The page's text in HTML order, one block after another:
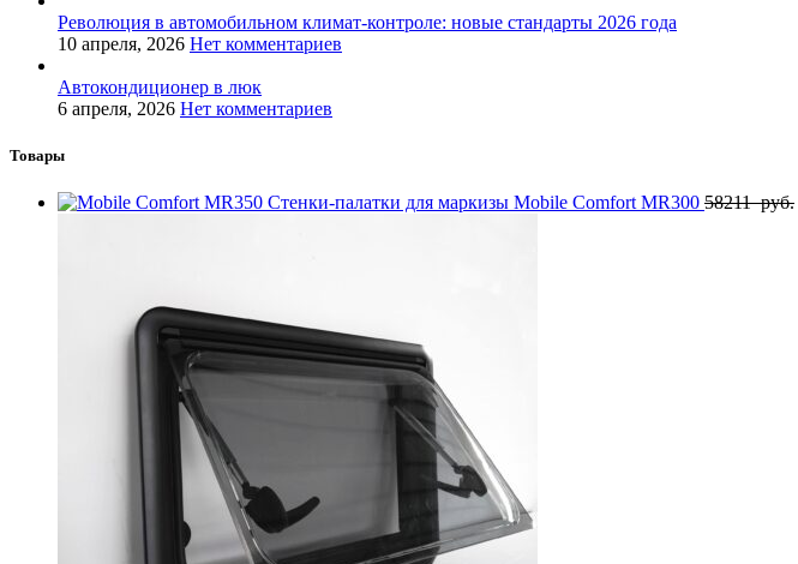
Революция в автомобильном климат-контроле: новые стандарты 2026 года
10 апреля, 2026 Нет комментариев
Автокондиционер в люк
6 апреля, 2026 Нет комментариев
Товары
Стенки-палатки для маркизы Mobile Comfort MR300 58211руб.